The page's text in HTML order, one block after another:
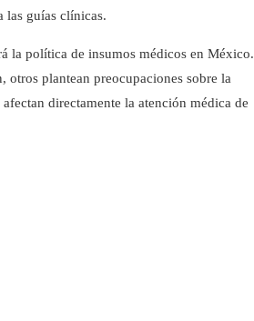
las guías clínicas.
la política de insumos médicos en México.
plantean preocupaciones sobre la
directamente la atención médica de